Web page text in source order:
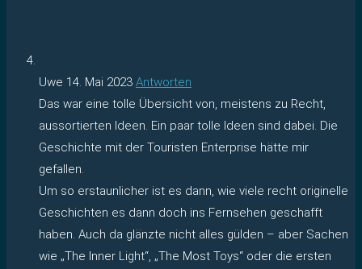
Uwe 14. Mai 2023 Antworten
Das war eine tolle Übersicht von, meistens zu Recht,
aussortierten Ideen. Ein paar tolle Ideen sind dabei. Die
Geschichte mit der Touristen Enterprise hätte mir
gefallen.
Um so erstaunlicher ist es dann, wie viele recht originelle
Geschichten es dann doch ins Fernsehen geschafft
haben. Auch da glänzte nicht alles gülden – aber Sachen
wie „The Inner Light“, „The Most Toys“ oder die ersten